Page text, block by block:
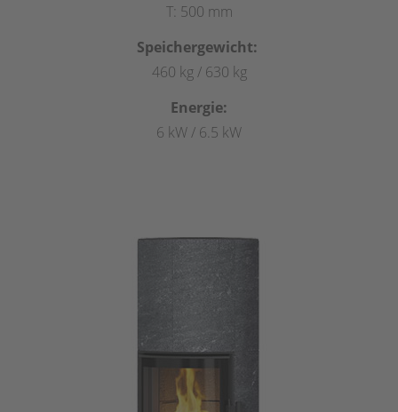
T: 500 mm
Speichergewicht:
460 kg / 630 kg
Energie:
6 kW / 6.5 kW